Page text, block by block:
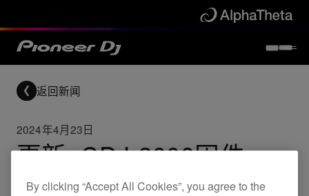
返回新闻
2024年4月23日
更新: CDJ-3000固件 ver.
3.13
By clicking “Accept All Cookies”, you agree to the